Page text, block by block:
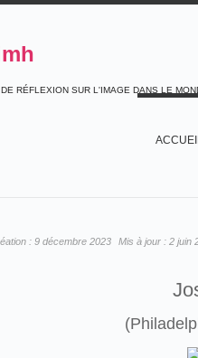
RÉFLEXION SUR L'IMAGE DANS LE
: 9 décembre 2023 Mis à jour : 2 juin